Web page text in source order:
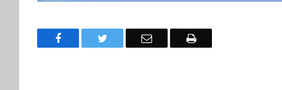
FacebookTwitter Email Drukuj